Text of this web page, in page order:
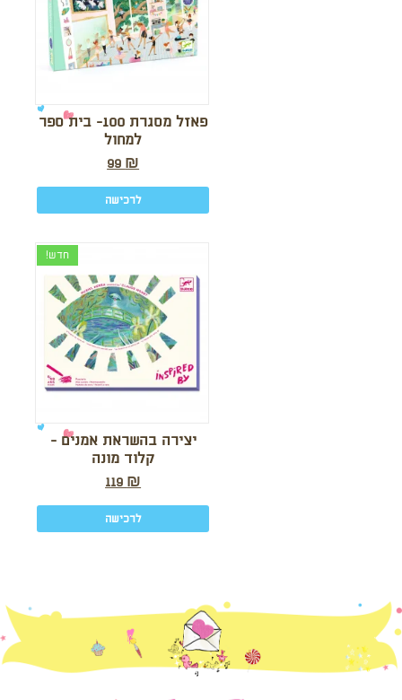
פאזל מסגרת 100- בית ספר
למחול
99 ₪
לרכישה
חדש!
יצירה בהשראת אמנים -
קלוד מונה
119 ₪
לרכישה